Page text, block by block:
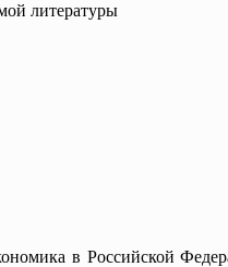
литературы
в Российской